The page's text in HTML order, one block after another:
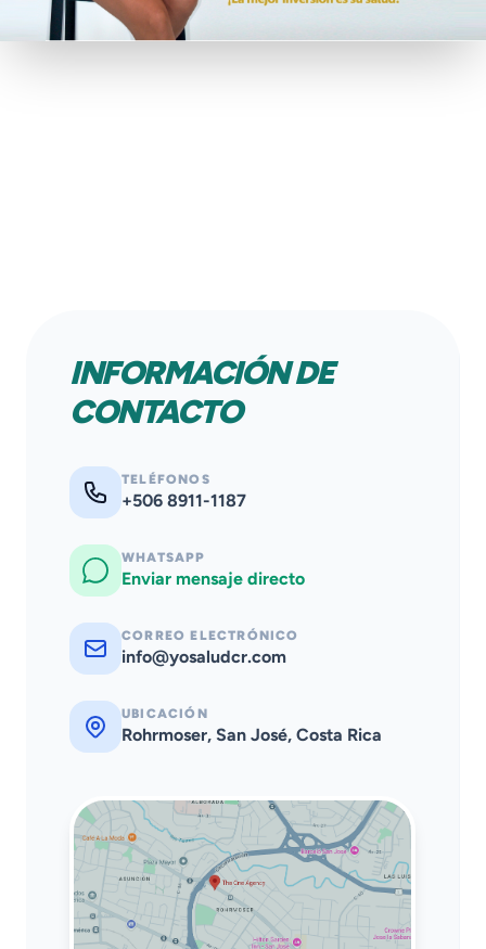
INFORMACIÓN DE
CONTACTO
TELÉFONOS
+506 8911-1187
WHATSAPP
Enviar mensaje directo
CORREO ELECTRÓNICO
info@yosaludcr.com
UBICACIÓN
Rohrmoser, San José, Costa Rica